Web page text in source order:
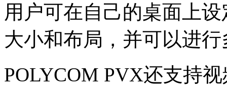
用户可在自己的桌面上
大小和布局，并可以进
POLYCOM PVX还支持